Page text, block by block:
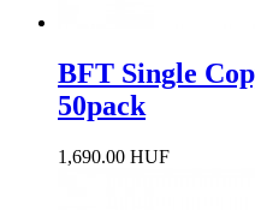
BFT Single
50pack
1,690.00 HUF